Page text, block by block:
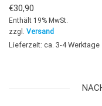
€30,90
Enthält 19% MwSt.
zzgl. Versand
Lieferzeit: ca. 3-4 Werktage